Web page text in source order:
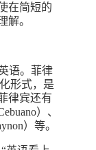
在简短的
解。
语。菲律
形式，是
律宾还有
）、
）等。